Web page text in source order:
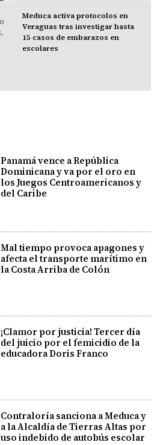
Meduca activa protocolos en
Veraguas tras investigar hasta
15 casos de embarazos en
escolares
Panamá vence a República
Dominicana y va por el oro en
los Juegos Centroamericanos y
del Caribe
Mal tiempo provoca apagones y
afecta el transporte marítimo en
la Costa Arriba de Colón
¡Clamor por justicia! Tercer día
del juicio por el femicidio de la
educadora Doris Franco
Contraloría sanciona a Meduca y
a la Alcaldía de Tierras Altas por
uso indebido de autobús escolar